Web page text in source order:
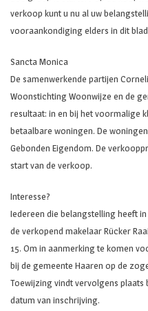
verkoop kunt u nu al uw
vooraankondiging elders in dit
Sancta Monica
De samenwerkende partijen
Woonstichting Woonwijze en de
resultaat: in en bij het voormalige
betaalbare woningen. De
Gebonden Eigendom. De
start van de verkoop.
Interesse?
Iedereen die belangstelling heeft
de verkopend makelaar Rücker
15. Om in aanmerking te komen
bij de gemeente Haaren op de
Toewijzing vindt vervolgens
datum van inschrijving.